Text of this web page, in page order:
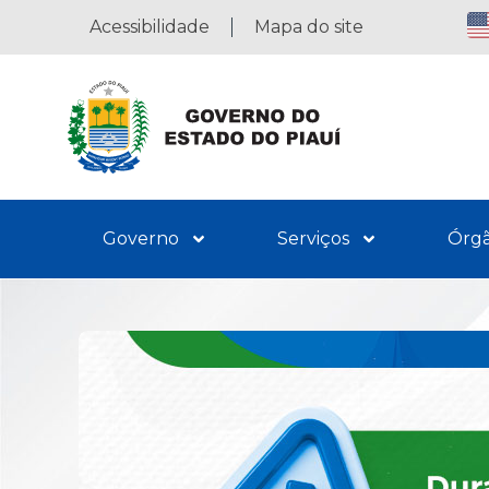
Acessibilidade Mapa do site
Governo Serviços